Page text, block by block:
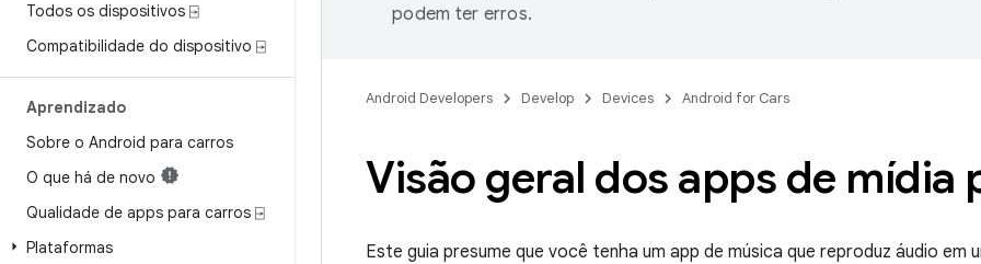
Todos os dispositivos ⍈
Compatibilidade do dispositivo ⍈
Aprendizado
Sobre o Android para carros
O que há de novo
Qualidade de apps para carros ⍈
Plataformas
podem ter erros.
Android Developers Develop Devices Android for Cars
Visão geral dos apps de mídia
Este guia presume que você tenha um app de música que reproduz áudio em